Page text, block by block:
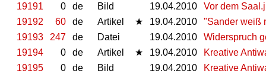
19191
0 de Bild 19.04.2010
Vor dem
19192
60 de Artikel ★ 19.04.2010
"Sander weiß
19193
247 de Datei 19.04.2010
Widerspruch
19194
0 de Artikel ★ 19.04.2010
Kreative
19195
0 de Bild 19.04.2010
Kreative